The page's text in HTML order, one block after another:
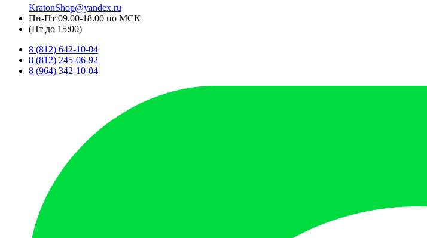
KratonShop@yandex.ru
Пн-Пт 09.00-18.00 по МСК
(Пт до 15:00)
8 (812) 642-10-04
8 (812) 245-06-92
8 (964) 342-10-04